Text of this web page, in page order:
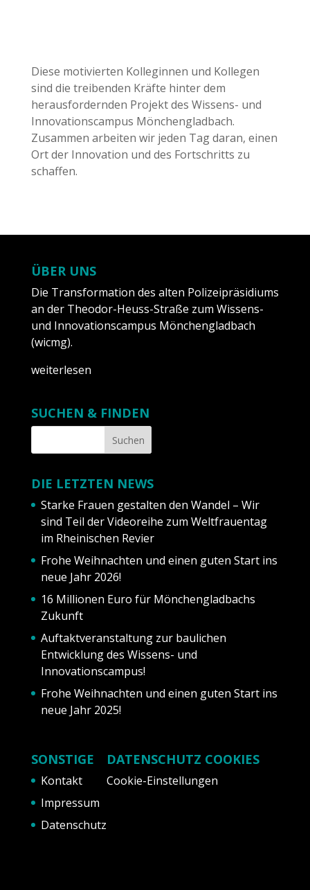
Diese motivierten Kolleginnen und Kollegen
sind die treibenden Kräfte hinter dem
herausfordernden Projekt des Wissens- und
Innovationscampus Mönchengladbach.
Zusammen arbeiten wir jeden Tag daran, einen
Ort der Innovation und des Fortschritts zu
schaffen.
ÜBER UNS
Die Transformation des alten Polizeipräsidiums
an der Theodor-Heuss-Straße zum Wissens-
und Innovationscampus Mönchengladbach
(wicmg).
weiterlesen
SUCHEN & FINDEN
DIE LETZTEN NEWS
Starke Frauen gestalten den Wandel – Wir
sind Teil der Videoreihe zum Weltfrauentag
im Rheinischen Revier
Frohe Weihnachten und einen guten Start ins
neue Jahr 2026!
16 Millionen Euro für Mönchengladbachs
Zukunft
Auftaktveranstaltung zur baulichen
Entwicklung des Wissens- und
Innovationscampus!
Frohe Weihnachten und einen guten Start ins
neue Jahr 2025!
SONSTIGE
Kontakt
Impressum
Datenschutz
DATENSCHUTZ COOKIES
Cookie-Einstellungen